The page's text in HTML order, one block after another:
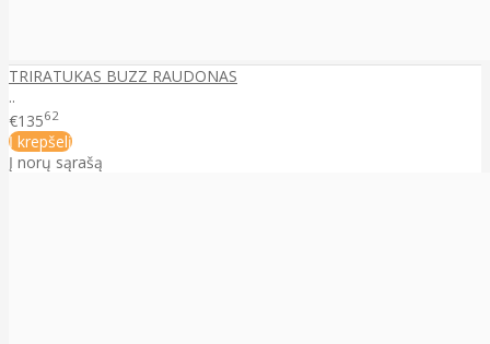
TRIRATUKAS BUZZ RAUDONAS
..
€13562
Į krepšelį
Į norų sąrašą